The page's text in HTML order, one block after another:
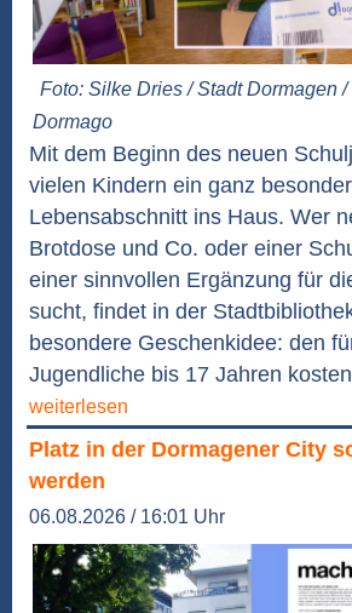
Foto: Silke Dries / Stadt Dormagen /
Dormago
Mit dem Beginn des neuen
vielen Kindern ein ganz
Lebensabschnitt ins Haus. Wer
Brotdose und Co. oder einer
einer sinnvollen Ergänzung für
sucht, findet in der
besondere Geschenkidee: den
Jugendliche bis 17 Jahren
weiterlesen
Platz in der Dormagener City
werden
06.08.2026 / 16:01 Uhr